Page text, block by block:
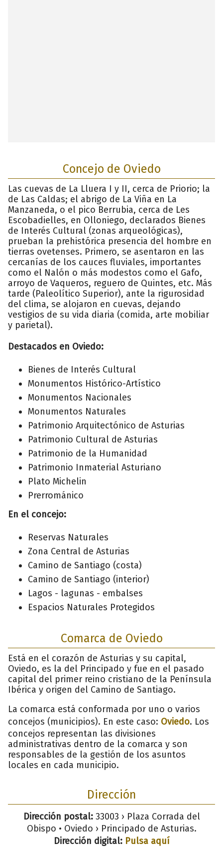
Concejo de Oviedo
Las cuevas de La Lluera I y II, cerca de Priorio; la
de Las Caldas; el abrigo de La Viña en La
Manzaneda, o el pico Berrubia, cerca de Les
Escobadielles, en Olloniego, declarados Bienes
de Interés Cultural (zonas arqueológicas),
prueban la prehistórica presencia del hombre en
tierras ovetenses. Primero, se asentaron en las
cercanías de los cauces fluviales, importantes
como el Nalón o más modestos como el Gafo,
arroyo de Vaqueros, reguero de Quintes, etc. Más
tarde (Paleolítico Superior), ante la rigurosidad
del clima, se alojaron en cuevas, dejando
vestigios de su vida diaria (comida, arte mobiliar
y parietal).
Destacados en Oviedo:
Bienes de Interés Cultural
Monumentos Histórico-Artístico
Monumentos Nacionales
Monumentos Naturales
Patrimonio Arquitectónico de Asturias
Patrimonio Cultural de Asturias
Patrimonio de la Humanidad
Patrimonio Inmaterial Asturiano
Plato Michelin
Prerrománico
En el concejo:
Reservas Naturales
Zona Central de Asturias
Camino de Santiago (costa)
Camino de Santiago (interior)
Lagos - lagunas - embalses
Espacios Naturales Protegidos
Comarca de Oviedo
Está en el corazón de Asturias y su capital,
Oviedo, es la del Principado y fue en el pasado
capital del primer reino cristiano de la Península
Ibérica y origen del Camino de Santiago.
La comarca está conformada por uno o varios
concejos (municipios). En este caso: Oviedo. Los
concejos representan las divisiones
administrativas dentro de la comarca y son
responsables de la gestión de los asuntos
locales en cada municipio.
Dirección
Dirección postal:33003 › Plaza Corrada del
Obispo • Oviedo › Principado de Asturias.
Dirección digital: Pulsa aquí